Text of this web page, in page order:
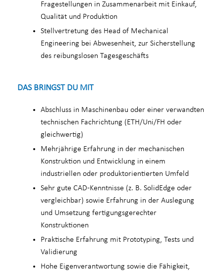
Fragestellungen in Zusammenarbeit mit Einkauf,
Qualität und Produktion
Stellvertretung des Head of Mechanical
Engineering bei Abwesenheit, zur Sicherstellung
des reibungslosen Tagesgeschäfts
DAS BRINGST DU MIT
Abschluss in Maschinenbau oder einer verwandten
technischen Fachrichtung (ETH/Uni/FH oder
gleichwertig)
Mehrjährige Erfahrung in der mechanischen
Konstruktion und Entwicklung in einem
industriellen oder produktorientierten Umfeld
Sehr gute CAD-Kenntnisse (z. B. SolidEdge oder
vergleichbar) sowie Erfahrung in der Auslegung
und Umsetzung fertigungsgerechter
Konstruktionen
Praktische Erfahrung mit Prototyping, Tests und
Validierung
Hohe Eigenverantwortung sowie die Fähigkeit,